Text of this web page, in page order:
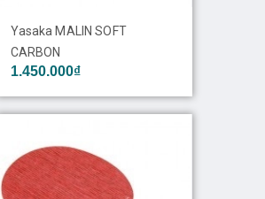
Yasaka MALIN SOFT
CARBON
1.450.000₫